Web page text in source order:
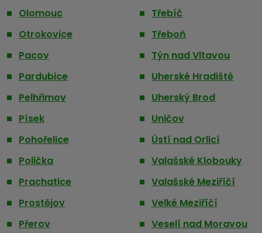
Olomouc
Otrokovice
Pacov
Pardubice
Pelhřimov
Písek
Pohořelice
Polička
Prachatice
Prostějov
Přerov
Třebíč
Třeboň
Týn nad Vltavou
Uherské Hradiště
Uherský Brod
Uničov
Ústí nad Orlicí
Valašské Klobouky
Valašské Meziříčí
Velké Meziříčí
Veselí nad Moravou